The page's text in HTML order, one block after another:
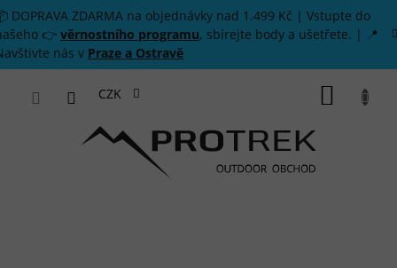
Přejít na obsah
DOPRAVA ZDARMA na objednávky nad 1.499 Kč | Vstupte do
👉 věrnostního programu, sbírejte body a ušetřete. | 📍
nás v Praze a Ostravě
CZK